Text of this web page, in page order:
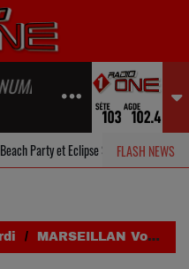
ONE
FLASH NEWS
Party et Eclipse Solaire
MARSEILLAN Vos rendez-vous gratuits du mardi